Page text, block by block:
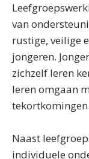
van
rustige, veilige
jongeren.
zichzelf leren
leren omgaan
tekortkomingen.
Naast
individuele